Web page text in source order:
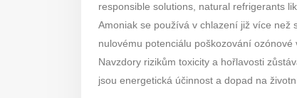
responsible solutions, natural refrigerants
Amoniak se používá v chlazení již více než
nulovému potenciálu poškozování
Navzdory rizikům toxicity a hořlavosti
jsou energetická účinnost a dopad na